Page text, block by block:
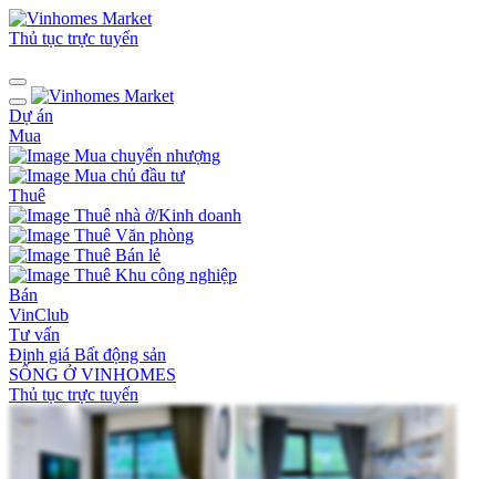
Thủ tục trực tuyến
Dự án
Mua
Mua chuyển nhượng
Mua chủ đầu tư
Thuê
Thuê nhà ở/Kinh doanh
Thuê Văn phòng
Thuê Bán lẻ
Thuê Khu công nghiệp
Bán
VinClub
Tư vấn
Định giá Bất động sản
SỐNG Ở VINHOMES
Thủ tục trực tuyến